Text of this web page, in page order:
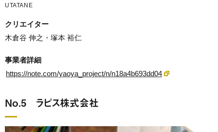
UTATANE
クリエイター
木倉谷 伸之・塚本 裕仁
事業者詳細
https://note.com/yaoya_project/n/n18a4b693dd04
No.5 ラピス株式会社